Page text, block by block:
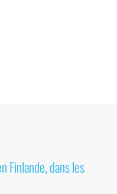
Finlande, dans les